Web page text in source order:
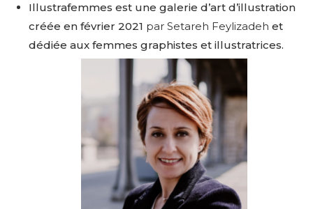
Illustrafemmes est une galerie d’art d’illustration
créée en février 2021 par Setareh Feylizadeh et
dédiée aux femmes graphistes et illustratrices.